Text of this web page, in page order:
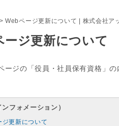
Webページ更新について | 株式会社ア
ージ更新について
ージの「役員・社員保有資格」
フォメーション）
ジ更新について